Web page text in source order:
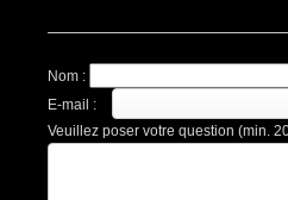
Nom :
E-mail :
Veuillez poser votre question (min.